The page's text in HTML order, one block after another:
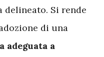
delineato. Si rende
di una
adeguata a